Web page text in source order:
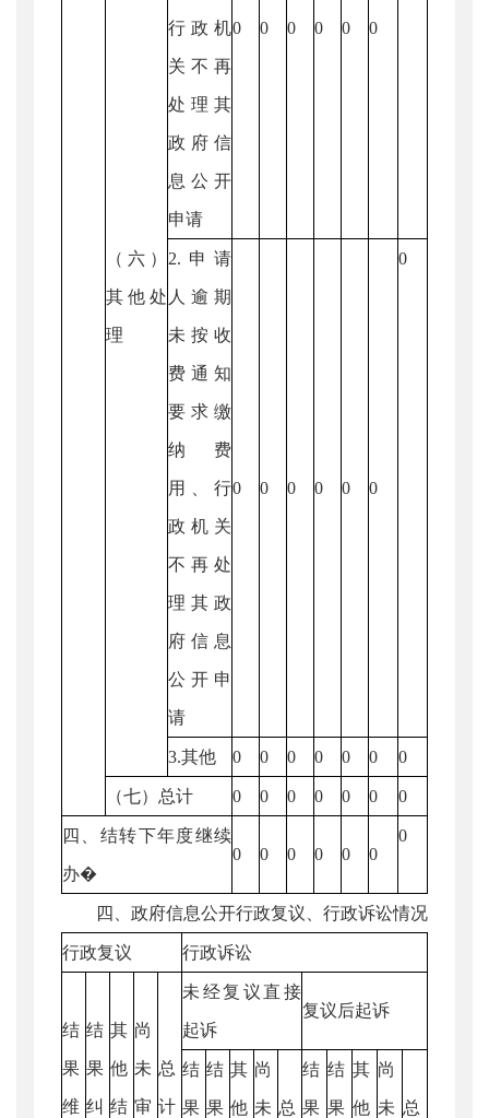
（六）
其他处
理
行政机
关不再
处理其
政府信
息公开
申请
0 0 0 0 0 0
2.申请
人逾期
未按收
费通知
要求缴
纳费
用、行
政机关
不再处
理其政
府信息
公开申
请
0 0 0 0 0 0
0
3.其他 0 0 0 0 0 0 0
（七）总计 0 0 0 0 0 0 0
四、结转下年度继续
办�
0 0 0 0 0 0
0
四、政府信息公开行政复议、行政诉讼情况
行政复议 行政诉讼
结
果
维
结
果
纠
其
他
结
尚
未
审
总
计
未经复议直接
起诉
复议后起诉
结
果
结
果
其
他
尚
未 总
结
果
结
果
其
他
尚
未 总